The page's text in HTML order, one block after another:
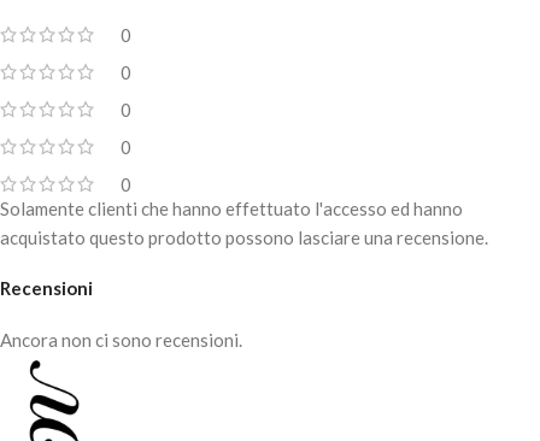
0
0
0
0
0
Recensioni
Ancora non ci sono recensioni.
Solamente clienti che hanno effettuato l'accesso ed hanno
acquistato questo prodotto possono lasciare una recensione.